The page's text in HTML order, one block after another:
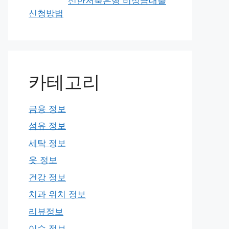
신청방법
카테고리
금융 정보
섬유 정보
세탁 정보
옷 정보
건강 정보
치과 위치 정보
리뷰정보